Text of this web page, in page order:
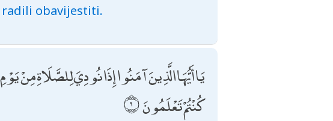
radili obavijestiti.
يَا أَيُّهَا الَّذِينَ آمَنُوا إِذَا نُودِيَ لِلصَّلَاةِ
كُنْتُمْ تَعْلَمُونَ